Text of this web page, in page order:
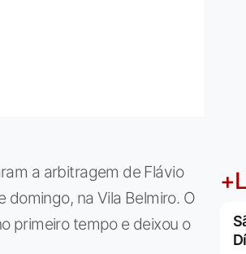
a arbitragem de Flávio
domingo, na Vila Belmiro. O
primeiro tempo e deixou o